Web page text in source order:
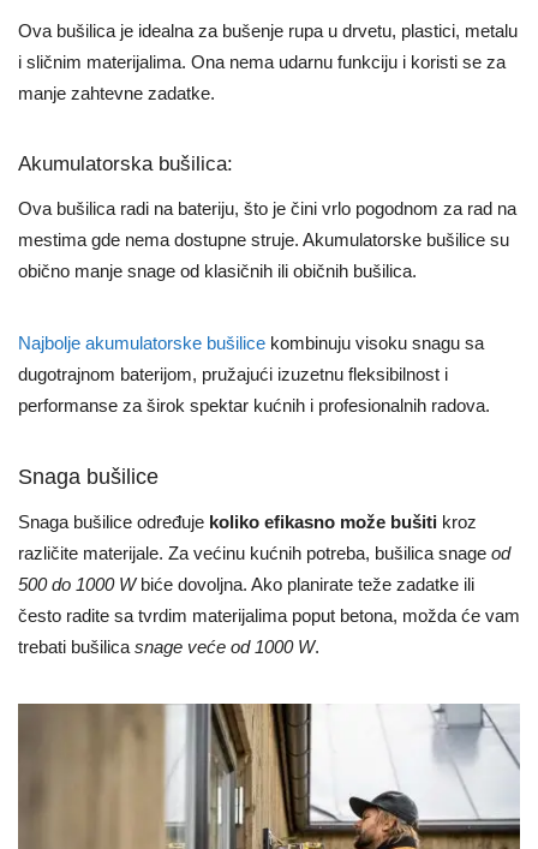
Ova bušilica je idealna za bušenje rupa u drvetu, plastici, metalu
i sličnim materijalima. Ona nema udarnu funkciju i koristi se za
manje zahtevne zadatke.
Akumulatorska bušilica:
Ova bušilica radi na bateriju, što je čini vrlo pogodnom za rad na
mestima gde nema dostupne struje. Akumulatorske bušilice su
obično manje snage od klasičnih ili običnih bušilica.
Najbolje akumulatorske bušilice kombinuju visoku snagu sa
dugotrajnom baterijom, pružajući izuzetnu fleksibilnost i
performanse za širok spektar kućnih i profesionalnih radova.
Snaga bušilice
Snaga bušilice određuje koliko efikasno može bušiti kroz
različite materijale. Za većinu kućnih potreba, bušilica snage od
500 do 1000 Wbiće dovoljna. Ako planirate teže zadatke ili
često radite sa tvrdim materijalima poput betona, možda će vam
trebati bušilica snage veće od 1000 W.